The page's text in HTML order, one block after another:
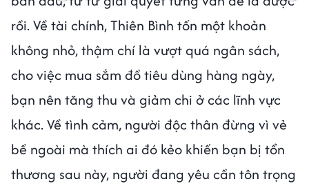
rồi. Về tài chính, Thiên Bình tốn một khoản
không nhỏ, thậm chí là vượt quá ngân sách,
cho việc mua sắm đồ tiêu dùng hàng ngày,
bạn nên tăng thu và giảm chi ở các lĩnh vực
khác. Về tình cảm, người độc thân đừng vì vẻ
bề ngoài mà thích ai đó kẻo khiến bạn bị tổn
thương sau này, người đang yêu cần tôn trọng